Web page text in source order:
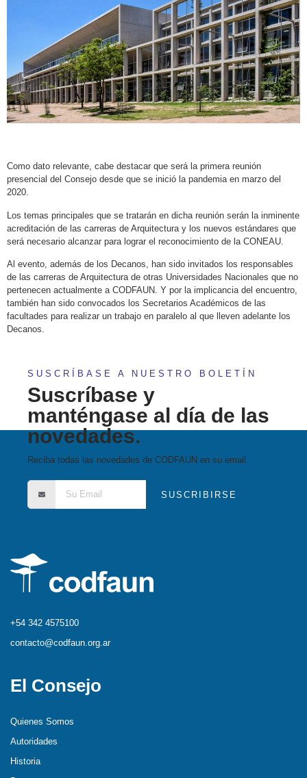
Como dato relevante, cabe destacar que será la primera reunión
presencial del Consejo desde que se inició la pandemia en marzo del
2020.
Los temas principales que se tratarán en dicha reunión serán la inminente
acreditación de las carreras de Arquitectura y los nuevos estándares que
será necesario alcanzar para lograr el reconocimiento de la CONEAU.
Al evento, además de los Decanos, han sido invitados los responsables
de las carreras de Arquitectura de otras Universidades Nacionales que no
pertenecen actualmente a CODFAUN. Y por la implicancia del encuentro,
también han sido convocados los Secretarios Académicos de las
facultades para realizar un trabajo en paralelo al que lleven adelante los
Decanos.
SUSCRÍBASE A NUESTRO BOLETÍN
Suscríbase y
manténgase al día de las
novedades.
Reciba todas las novedades de CODFAUN en su email.
SUSCRIBIRSE
+54 342 4575100
contacto@codfaun.org.ar
El Consejo
Quienes Somos
Autoridades
Historia